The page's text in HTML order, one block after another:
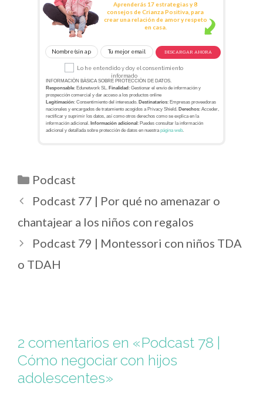
Aprenderás 17 estrategias y 8
consejos de Crianza Positiva, para
crear una relación de amor y respeto
en casa.
INFORMACIÓN BÁSICA SOBRE PROTECCIÓN DE DATOS.
Responsable: Edunetwork SL. Finalidad : Gestionar el envío de información y
prospección comercial y dar acceso a los productos online
Legitimación: Consentimiento del interesado. Destinatarios: Empresas proveedoras
nacionales y encargados de tratamiento acogidos a Privacy Shield. Derechos: Acceder,
rectificar y suprimir los datos, así como otros derechos como se explica en la
información adicional. Información adicional: Puedes consultar la información
adicional y detallada sobre protección de datos en nuestrapágina web.
Lo he entendido y doy el consentimiento
informado
DESCARGAR AHORA
Podcast
Podcast 77 | Por qué no amenazar o
chantajear a los niños con regalos
Podcast 79 | Montessori con niños TDA
o TDAH
2 comentarios en «Podcast 78 |
Cómo negociar con hijos
adolescentes»